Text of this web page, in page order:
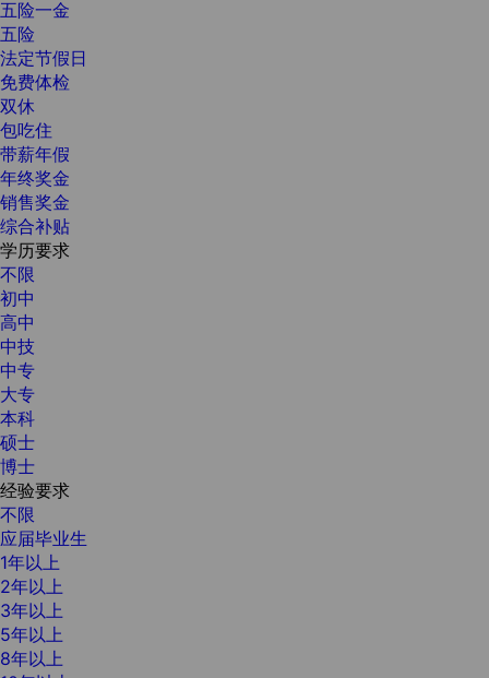
五险一金
五险
法定节假日
免费体检
双休
包吃住
带薪年假
年终奖金
销售奖金
综合补贴
学历要求
不限
初中
高中
中技
中专
大专
本科
硕士
博士
经验要求
不限
应届毕业生
1年以上
2年以上
3年以上
5年以上
8年以上